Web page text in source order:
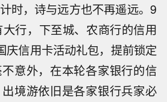
时，诗与远方也不再遥远。9
行，下至城、农商行的信用
庆信用卡活动礼包，提前锁定
意外，在本轮各家银行的信
境游依旧是各家银行兵家必